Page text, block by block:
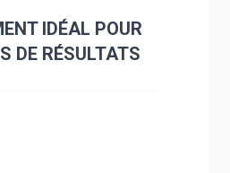
IDÉAL POUR
DE RÉSULTATS